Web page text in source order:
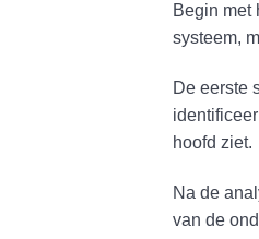
Begin met
systeem,
De eerste
hoofd ziet.
Na de
van de